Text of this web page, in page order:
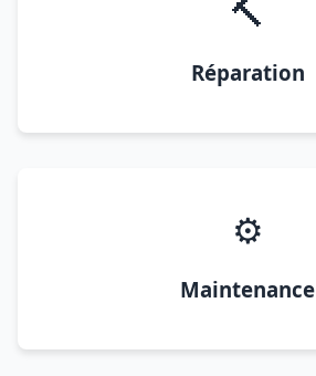
🔨
Réparation
⚙️
Maintenance